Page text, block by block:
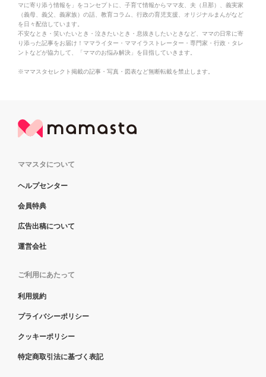
マに寄り添う情報を」をコンセプトに、子育て情報からママ友、夫（旦那）、義実家
（義母、義父、義家族）の話、教育コラム、行政の育児支援、オリジナルまんがなど
を日々配信しています。
不安なとき・笑いたいとき・泣きたいとき・息抜きしたいときなど、ママの日常に寄
り添った記事をお届け！ママライター・ママイラストレーター・専門家・行政・タレ
ントなどが協力して、「ママのお悩み解決」を目指していきます。
※ママスタセレクト掲載の記事・写真・図表など無断転載を禁止します。
ママスタについて
ヘルプセンター
会員特典
広告出稿について
運営会社
ご利用にあたって
利用規約
プライバシーポリシー
クッキーポリシー
特定商取引法に基づく表記